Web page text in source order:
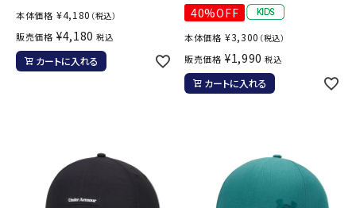
本体価格 ¥4,180 （税込）
販売価格 ¥4,180 税込
カートに入れる
40%OFF
本体価格 ¥3,300 （税込）
販売価格 ¥1,990 税込
カートに入れる